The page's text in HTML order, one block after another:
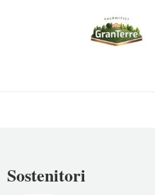
Sostenitori